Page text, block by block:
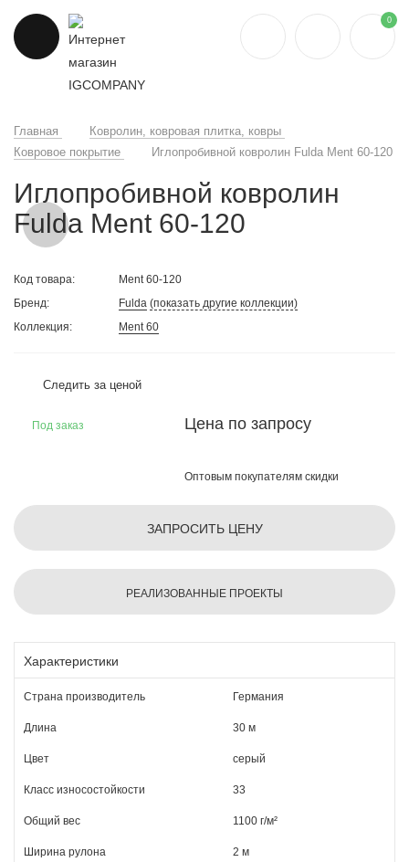
0
Главная
Ковролин, ковровая плитка, ковры
Ковровое покрытие
Иглопробивной ковролин Fulda Ment 60-120
Иглопробивной ковролин
Fulda Ment 60-120
Код товара:
Ment 60-120
Бренд:
Fulda (показать другие коллекции)
Коллекция:
Ment 60
Следить за ценой
Цена по запросу
Оптовым покупателям скидки
Под заказ
ЗАПРОСИТЬ ЦЕНУ
РЕАЛИЗОВАННЫЕ ПРОЕКТЫ
Характеристики
Страна производитель Германия
Длина 30 м
Цвет серый
Класс износостойкости 33
Общий вес 1100 г/м²
Ширина рулона 2 м